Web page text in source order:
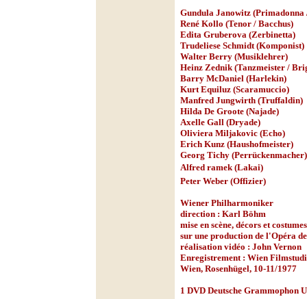
Gundula Janowitz (Primadonna
René Kollo (Tenor / Bacchus)
Edita Gruberova (Zerbinetta)
Trudeliese Schmidt (Komponist)
Walter Berry (Musiklehrer)
Heinz Zednik (Tanzmeister /
Barry McDaniel (Harlekin)
Kurt Equiluz (Scaramuccio)
Manfred Jungwirth (Truffaldin)
Hilda De Groote (Najade)
Axelle Gall (Dryade)
Oliviera Miljakovic (Echo)
Erich Kunz (Haushofmeister)
Georg Tichy (Perrückenmacher)
Alfred ramek (Lakai)
Peter Weber (Offizier)
Wiener Philharmoniker
direction : Karl Böhm
mise en scène, décors et
sur une production de l'Opéra
réalisation vidéo : John Vernon
Enregistrement : Wien
Wien, Rosenhügel, 10-11/1977
1 DVD Deutsche Grammophon